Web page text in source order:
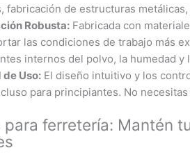
fabricación de estructuras metálicas,
Robusta: Fabricada con
las condiciones de trabajo más
internos del polvo, la humedad y
Uso: El diseño intuitivo y los
para principiantes. No
para ferretería: Mantén